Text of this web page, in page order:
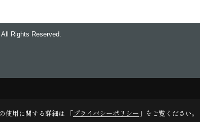
Rights Reserved.
使用に関する詳細は 「プライバシーポリシー 」をご覧ください。